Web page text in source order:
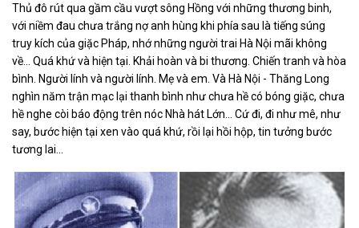
Thủ đô rút qua gầm cầu vượt sông Hồng với những thương binh,
với niềm đau chưa trắng nợ anh hùng khi phía sau là tiếng súng
truy kích của giặc Pháp, nhớ những người trai Hà Nội mãi không
về... Quá khứ và hiện tại. Khải hoàn và bi thương. Chiến tranh và hòa
bình. Người lính và người lính. Mẹ và em. Và Hà Nội - Thăng Long
nghìn năm trận mạc lại thanh bình như chưa hề có bóng giặc, chưa
hề nghe còi báo động trên nóc Nhà hát Lớn... Cứ đi, đi như mê, như
say, bước hiện tại xen vào quá khứ, rồi lại hồi hộp, tin tưởng bước
tương lai...